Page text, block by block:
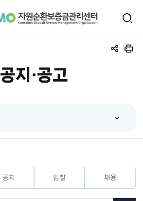
검
공
인
공지·공고
공지 입찰 채용